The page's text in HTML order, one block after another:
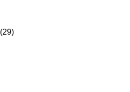
(29)